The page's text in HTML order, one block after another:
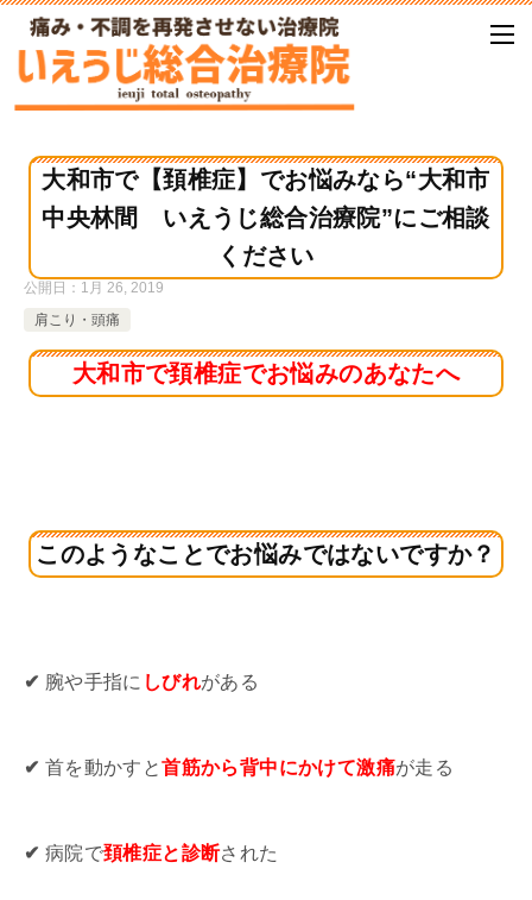
大和市で【頚椎症】でお悩みなら“大和市
中央林間 いえうじ総合治療院”にご相談
ください
公開日： 1月 26, 2019
肩こり・頭痛
大和市で頚椎症でお悩みのあなたへ
このようなことでお悩みではないですか？
✔ 腕や手指に しびれがある
✔ 首を動かすと首筋から背中にかけて激痛が走る
✔ 病院で頚椎症と診断された